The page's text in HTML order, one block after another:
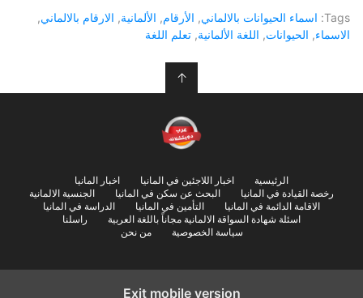
Tags: اسماء الحيوانات بالالماني, الأرقام, الألمانية, الارقام بالالماني,
الاسماء, الحيوانات, اللغة الألمانية, تعلم اللغة
↑
الرئيسية اخبار اللاجئين في المانيا
اخبار المانيا
رخصة القيادة في المانيا
البحث عن سكن في المانيا
الجنسية الالمانية
الاقامة الدائمة في المانيا
التأمين في المانيا
الدراسة في المانيا
اسئلة شهادة السواقة الالمانية مجاناً باللغة العربية
راسلنا
سياسة الخصوصية
من نحن
Exit mobile version